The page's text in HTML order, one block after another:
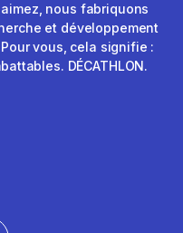
nous fabriquons
et développement
vous, cela signifie :
DÉCATHLON.